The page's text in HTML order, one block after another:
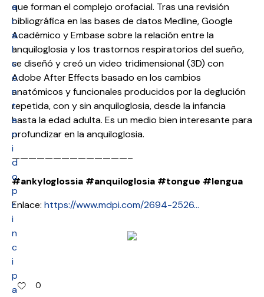
a
r
a
l
c
o
n
t
e
n
i
d
o
p
r
i
n
c
i
p
a
que forman el complejo orofacial. Tras una revisión
bibliográfica en las bases de datos Medline, Google
Académico y Embase sobre la relación entre la
anquiloglosia y los trastornos respiratorios del sueño,
se diseñó y creó un video tridimensional (3D) con
Adobe After Effects basado en los cambios
anatómicos y funcionales producidos por la deglución
repetida, con y sin anquiloglosia, desde la infancia
hasta la edad adulta. Es un medio bien interesante para
profundizar en la anquiloglosia.
——————————————–
#ankyloglossia #anquiloglosia #tongue #lengua
Enlace: https://www.mdpi.com/2694-2526…
0